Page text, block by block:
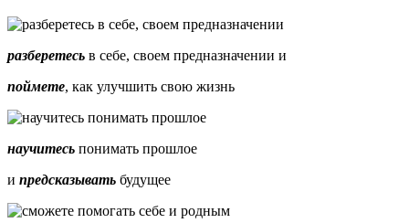
разберетесь в себе, своем предназначении и
поймете, как улучшить свою жизнь
научитесь понимать прошлое
и предсказывать будущее